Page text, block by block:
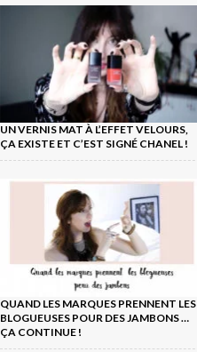
UN VERNIS MAT À L’EFFET VELOURS,
ÇA EXISTE ET C’EST SIGNÉ CHANEL !
QUAND LES MARQUES PRENNENT LES
BLOGUEUSES POUR DES JAMBONS …
ÇA CONTINUE !